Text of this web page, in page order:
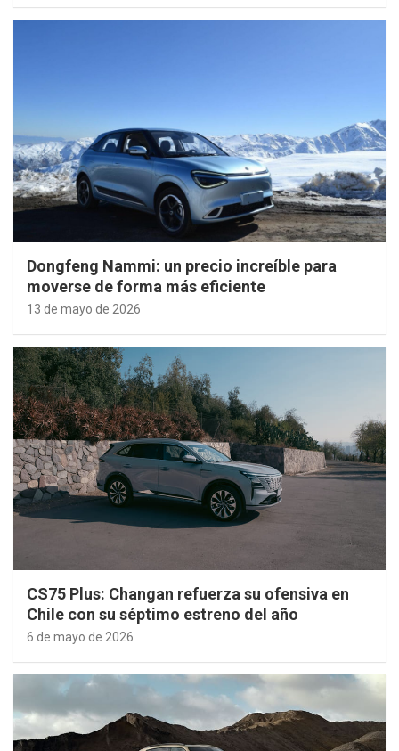
Dongfeng Nammi: un precio increíble para
moverse de forma más eficiente
13 de mayo de 2026
CS75 Plus: Changan refuerza su ofensiva en
Chile con su séptimo estreno del año
6 de mayo de 2026